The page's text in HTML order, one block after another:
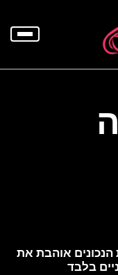
אוהבת את
בלבד